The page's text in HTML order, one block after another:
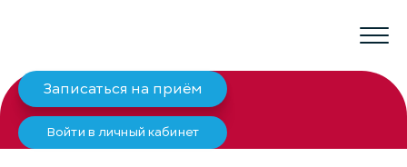
Записаться на приём
Войти в личный кабинет